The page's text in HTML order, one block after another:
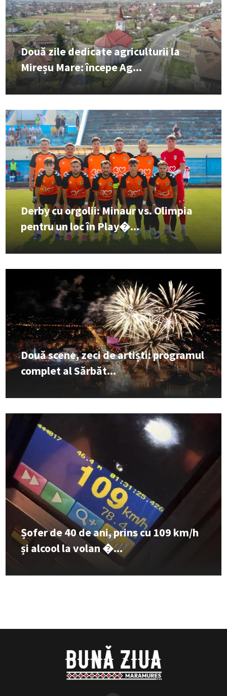
Două zile dedicate agriculturii la
Mireșu Mare: începe Ag...
Derby cu orgolii: Minaur vs. Olimpia
pentru un loc în Play�...
Două scene, zeci de artiști: programul
complet al Sărbăt...
Șofer de 40 de ani, prins cu 109 km/h
și alcool la volan �...